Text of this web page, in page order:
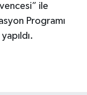
ile
Programı